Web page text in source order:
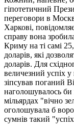
гіпотетичний
переговори в
Харкові,
справу вона
Криму на ті самі
доларів, які
доларів. Для
величезний успіх у
зіпсував поганий
наголошувалось би
мільярдах "вічно
оголошувала б
сумнів такий